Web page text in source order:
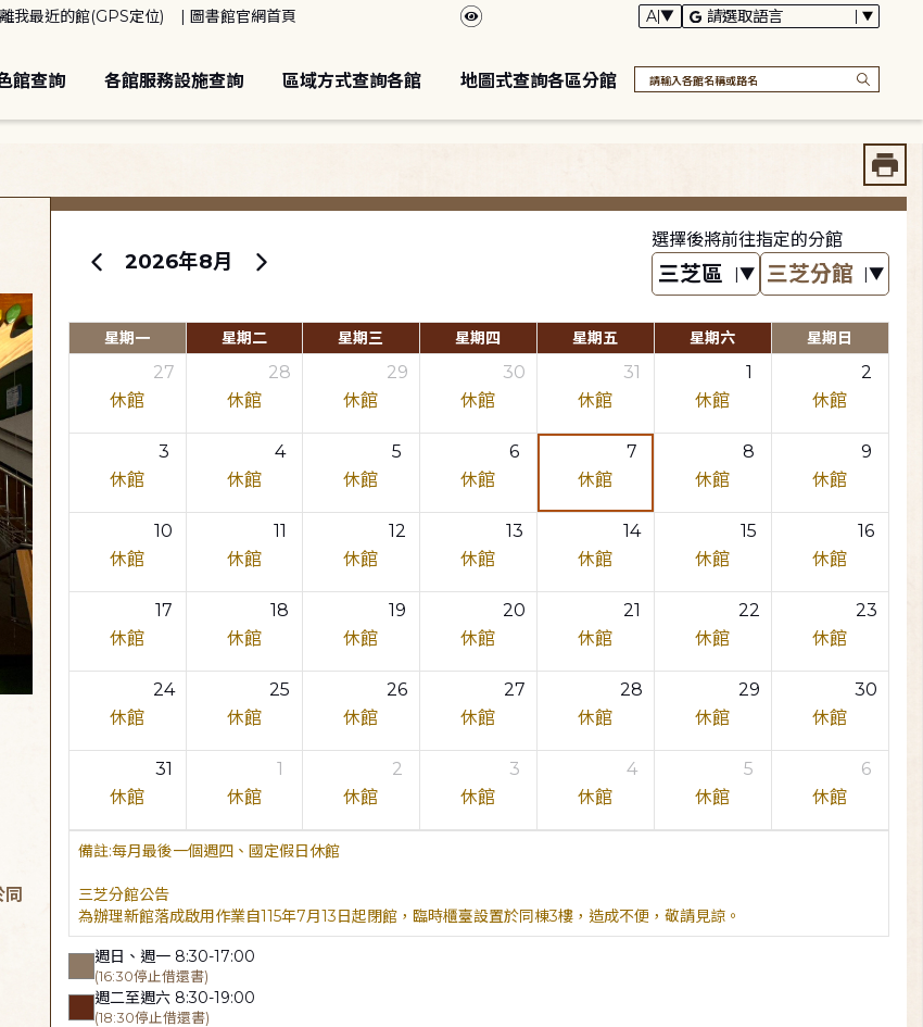
離我最近的館(GPS定位) 圖書館官網首頁
館查詢 各館服務設施查詢 區域方式查詢各館 地圖式查詢各區分館
2026年8月
選擇後將前往指定的分館
星期一 星期二 星期三 星期四 星期五 星期六 星期日
27
休館
28
休館
29
休館
30
休館
31
休館
1
休館
2
休館
3
休館
4
休館
5
休館
6
休館
7
休館
8
休館
9
休館
10
休館
11
休館
12
休館
13
休館
14
休館
15
休館
16
休館
17
休館
18
休館
19
休館
20
休館
21
休館
22
休館
23
休館
24
休館
25
休館
26
休館
27
休館
28
休館
29
休館
30
休館
31
休館
1
休館
2
休館
3
休館
4
休館
5
休館
6
休館
每月最後一個週四、國定假日休館
三芝分館公告
為辦理新館落成啟用作業自115年7月13日起閉館，臨時櫃臺設置於同棟3樓，造成不便，敬請見諒。
週日、週一 8:30-17:00
(16:30停止借還書)
週二至週六 8:30-19:00
(18:30停止借還書)